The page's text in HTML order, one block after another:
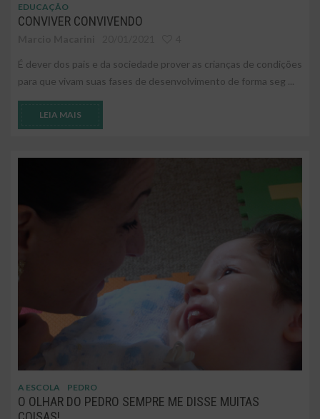
EDUCAÇÃO
CONVIVER CONVIVENDO
É dever dos pais e da sociedade prover as crianças de condições
para que vivam suas fases de desenvolvimento de forma seg ...
LEIA MAIS
A ESCOLA PEDRO
O OLHAR DO PEDRO SEMPRE ME DISSE MUITAS